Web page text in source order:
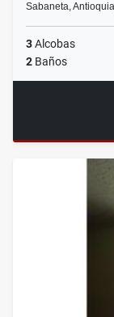
Sabaneta,
3Alcobas
2 Baños